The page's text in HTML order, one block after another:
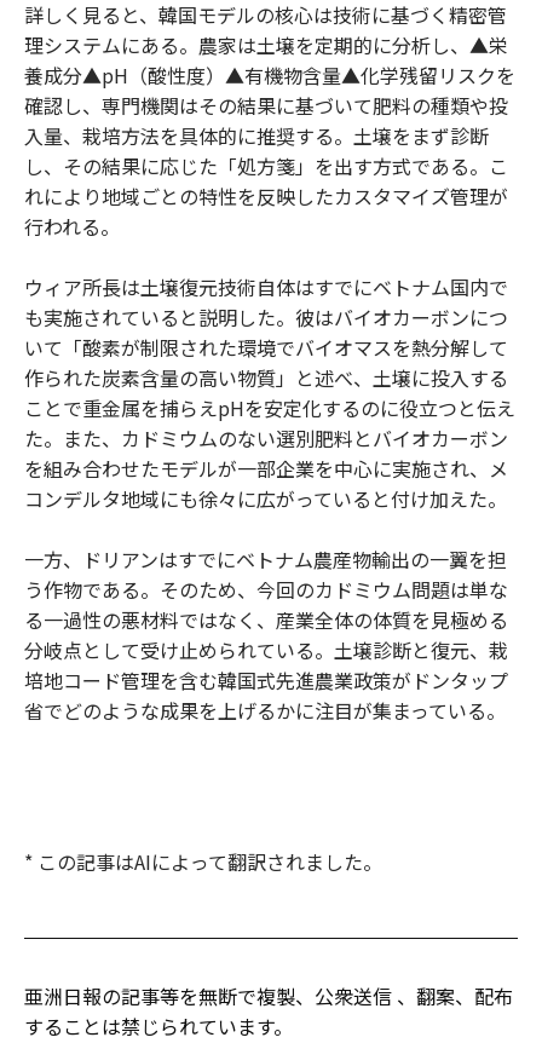
詳しく見ると、韓国モデルの核心は技術に基づく精密管
理システムにある。農家は土壌を定期的に分析し、▲栄
養成分▲pH（酸性度）▲有機物含量▲化学残留リスクを
確認し、専門機関はその結果に基づいて肥料の種類や投
入量、栽培方法を具体的に推奨する。土壌をまず診断
し、その結果に応じた「処方箋」を出す方式である。こ
れにより地域ごとの特性を反映したカスタマイズ管理が
行われる。
ウィア所長は土壌復元技術自体はすでにベトナム国内で
も実施されていると説明した。彼はバイオカーボンにつ
いて「酸素が制限された環境でバイオマスを熱分解して
作られた炭素含量の高い物質」と述べ、土壌に投入する
ことで重金属を捕らえpHを安定化するのに役立つと伝え
た。また、カドミウムのない選別肥料とバイオカーボン
を組み合わせたモデルが一部企業を中心に実施され、メ
コンデルタ地域にも徐々に広がっていると付け加えた。
一方、ドリアンはすでにベトナム農産物輸出の一翼を担
う作物である。そのため、今回のカドミウム問題は単な
る一過性の悪材料ではなく、産業全体の体質を見極める
分岐点として受け止められている。土壌診断と復元、栽
培地コード管理を含む韓国式先進農業政策がドンタップ
省でどのような成果を上げるかに注目が集まっている。
* この記事はAIによって翻訳されました。
亜洲日報の記事等を無断で複製、公衆送信 、翻案、配布
することは禁じられています。